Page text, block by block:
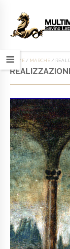
HOME / MARCHE /